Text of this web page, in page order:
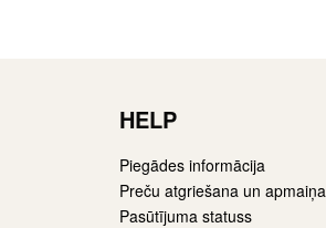
HELP
Piegādes informācija
Preču atgriešana un apmaiņa
Pasūtījuma statuss